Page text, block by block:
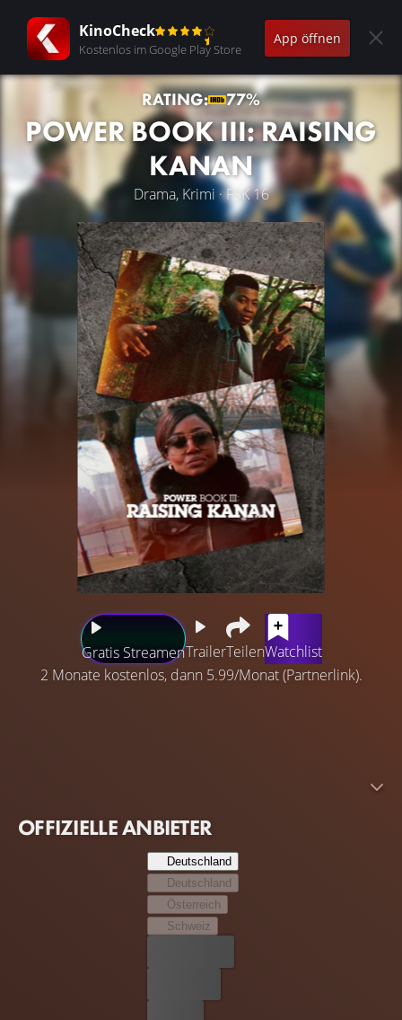
KinoCheck
Kostenlos im Google Play Store
App öffnen
RATING: 77%
POWER BOOK III: RAISING
KANAN
Drama, Krimi · FSK 16
Gratis StreamenTrailerTeilenWatchlist
2 Monate kostenlos, dann 5.99/Monat (Partnerlink).
einem Kokainhändler mit einem wachsenden Netzwerk
OFFIZIELLE ANBIETER
Deutschland
Deutschland
Österreich
Schweiz